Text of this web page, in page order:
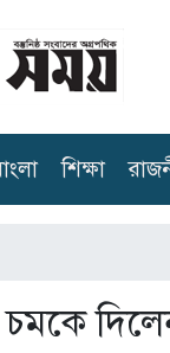
শিক্ষা
চমকে